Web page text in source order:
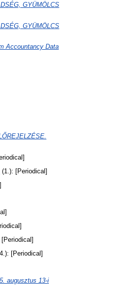
GYÜMÖLCS
GYÜMÖLCS
Accountancy Data
(1.): [Periodical]
[Periodical]
augusztus 13-i